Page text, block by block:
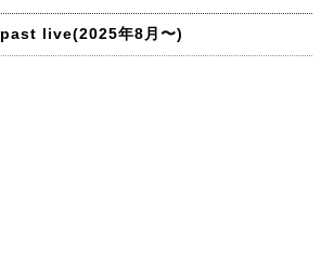
past live(2025年8月〜)